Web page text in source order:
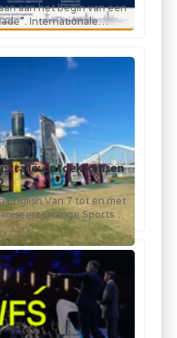
aan het begin van een
Internationale
grote investeringen in
ontdek kansen
English Van 7 tot en met
Orange Sports